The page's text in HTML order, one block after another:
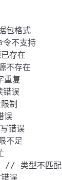
格式
不支持
存在
存在
复
误
制
误
错误
不足
类型不匹配
误